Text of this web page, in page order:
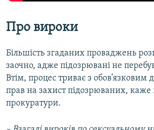
Про вироки
Більшість згаданих проваджень
заочно, адже підозрювані не
Втім, процес триває з
прав на захист підозрюваних, каже
прокуратури.